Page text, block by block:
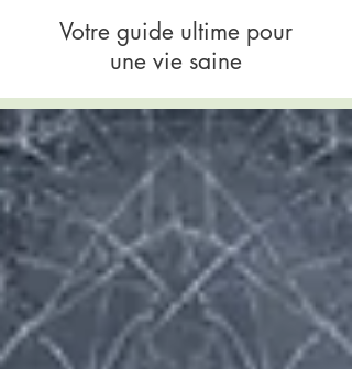
Votre guide ultime pour
une vie saine